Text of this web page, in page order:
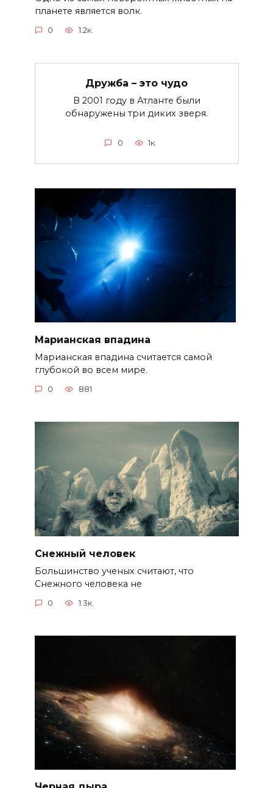
планете является волк.
0 1.2к.
Дружба – это чудо
В 2001 году в Атланте были
обнаружены три диких зверя.
0 1к.
Марианская впадина
Марианская впадина считается самой
глубокой во всем мире.
0 881
Снежный человек
Большинство ученых считают, что
Снежного человека не
0 1.3к.